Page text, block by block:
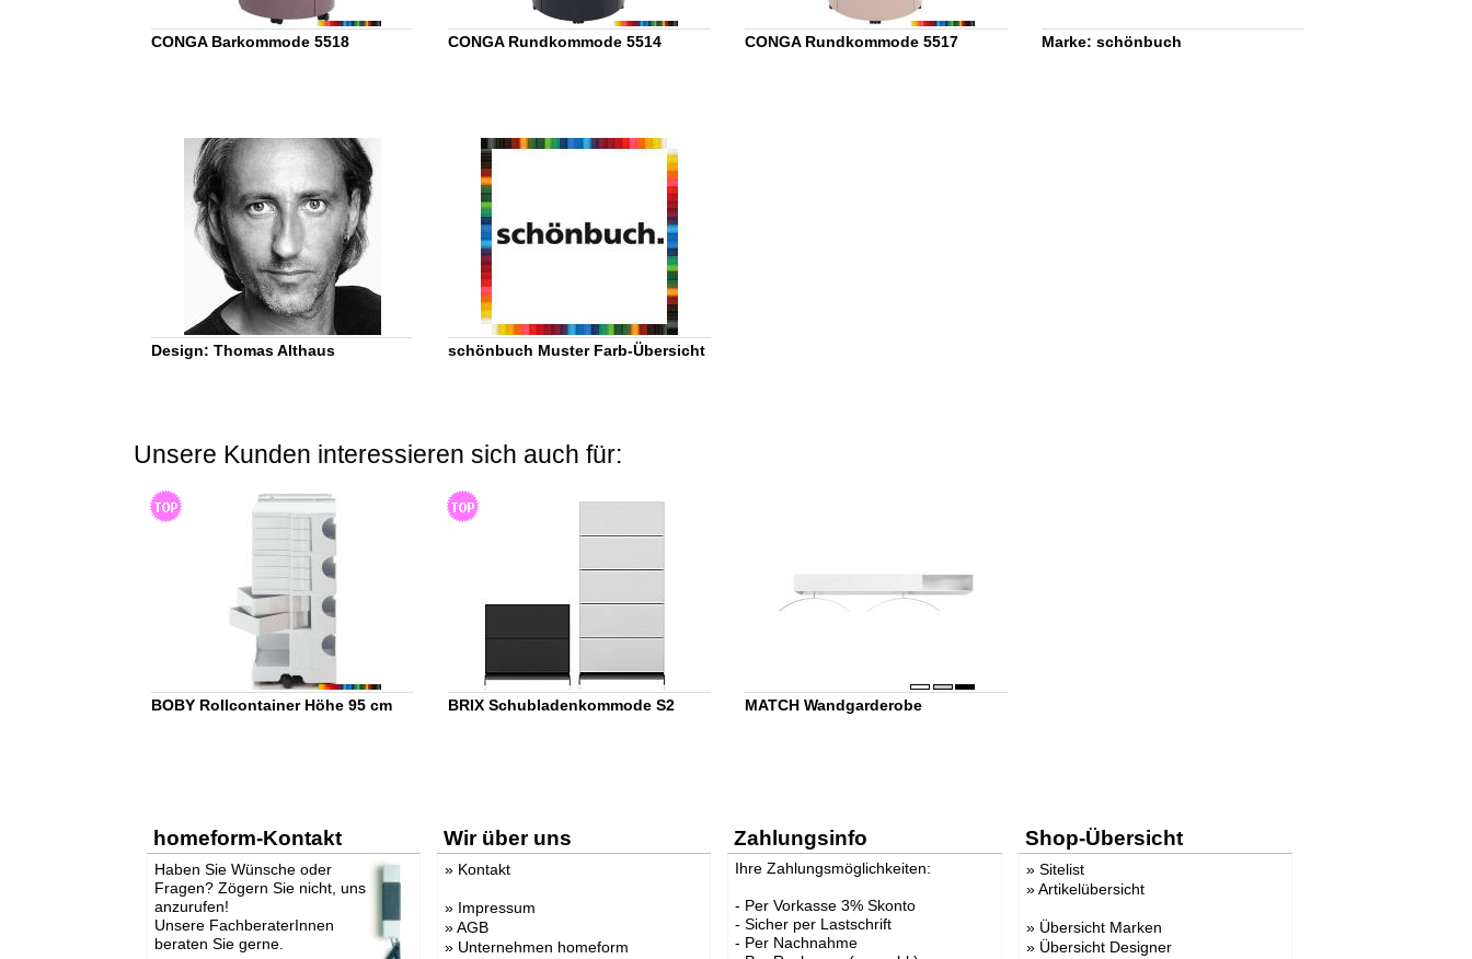
CONGA Barkommode 5518 CONGA Rundkommode 5514 CONGA Rundkommode 5517 Marke: schönbuch
Design: Thomas Althaus schönbuch Muster Farb-Übersicht
Unsere Kunden interessieren sich auch für:
BOBY Rollcontainer Höhe 95 cm BRIX Schubladenkommode S2 MATCH Wandgarderobe
homeform-Kontakt
Haben Sie Wünsche oder
Fragen? Zögern Sie nicht, uns
anzurufen!
Unsere FachberaterInnen
beraten Sie gerne.
Wir über uns
» Kontakt
» Impressum
»AGB
» Unternehmen homeform
Zahlungsinfo
Ihre Zahlungsmöglichkeiten:
- Per Vorkasse 3% Skonto
- Sicher per Lastschrift
- Per Nachnahme
Shop-Übersicht
» Sitelist
»Artikelübersicht
» Übersicht Marken
» Übersicht Designer